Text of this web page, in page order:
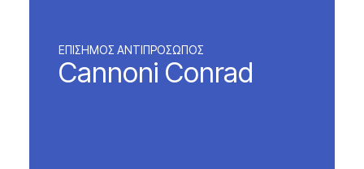
ΕΠΙΣΗΜΟΣ ΑΝΤΙΠΡΟΣΩΠΟΣ
Cannoni Conrad